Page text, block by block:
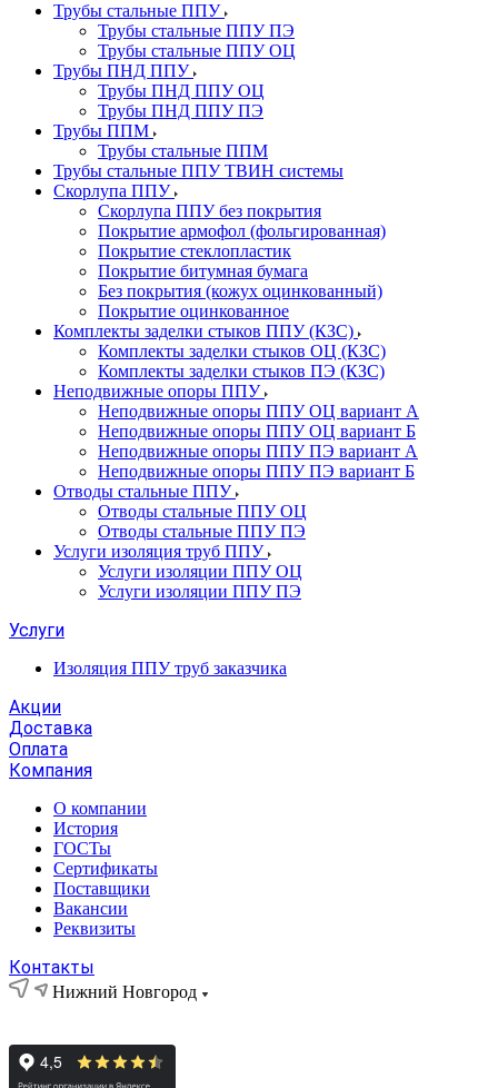
Трубы стальные ППУ
Трубы стальные ППУ ПЭ
Трубы стальные ППУ ОЦ
Трубы ПНД ППУ
Трубы ПНД ППУ ОЦ
Трубы ПНД ППУ ПЭ
Трубы ППМ
Трубы стальные ППМ
Трубы стальные ППУ ТВИН системы
Скорлупа ППУ
Скорлупа ППУ без покрытия
Покрытие армофол (фольгированная)
Покрытие стеклопластик
Покрытие битумная бумага
Без покрытия (кожух оцинкованный)
Покрытие оцинкованное
Комплекты заделки стыков ППУ (КЗС)
Комплекты заделки стыков ОЦ (КЗС)
Комплекты заделки стыков ПЭ (КЗС)
Неподвижные опоры ППУ
Неподвижные опоры ППУ ОЦ вариант А
Неподвижные опоры ППУ ОЦ вариант Б
Неподвижные опоры ППУ ПЭ вариант А
Неподвижные опоры ППУ ПЭ вариант Б
Отводы стальные ППУ
Отводы стальные ППУ ОЦ
Отводы стальные ППУ ПЭ
Услуги изоляция труб ППУ
Услуги изоляции ППУ ОЦ
Услуги изоляции ППУ ПЭ
Услуги
Изоляция ППУ труб заказчика
Акции
Доставка
Оплата
Компания
О компании
История
ГОСТы
Сертификаты
Поставщики
Вакансии
Реквизиты
Контакты
Нижний Новгород